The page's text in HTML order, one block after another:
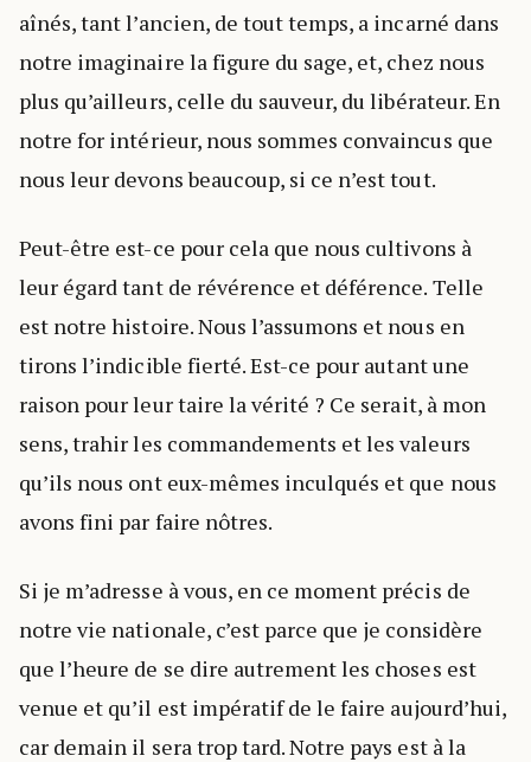
aînés, tant l’ancien, de tout temps, a incarné dans
notre imaginaire la figure du sage, et, chez nous
plus qu’ailleurs, celle du sauveur, du libérateur. En
notre for intérieur, nous sommes convaincus que
nous leur devons beaucoup, si ce n’est tout.
Peut-être est-ce pour cela que nous cultivons à
leur égard tant de révérence et déférence. Telle
est notre histoire. Nous l’assumons et nous en
tirons l’indicible fierté. Est-ce pour autant une
raison pour leur taire la vérité ? Ce serait, à mon
sens, trahir les commandements et les valeurs
qu’ils nous ont eux-mêmes inculqués et que nous
avons fini par faire nôtres.
Si je m’adresse à vous, en ce moment précis de
notre vie nationale, c’est parce que je considère
que l’heure de se dire autrement les choses est
venue et qu’il est impératif de le faire aujourd’hui,
car demain il sera trop tard. Notre pays est à la